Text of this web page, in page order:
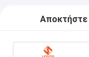
Αποκτήστε